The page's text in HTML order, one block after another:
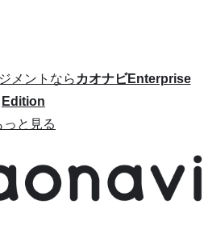
メントならカオナビEnterprise
Edition
っと見る